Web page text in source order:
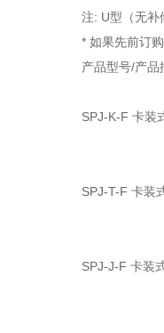
注: U型（无补
* 如果先前订
产品型号/产品
SPJ-K-F 卡装
SPJ-T-F 卡装
SPJ-J-F 卡装